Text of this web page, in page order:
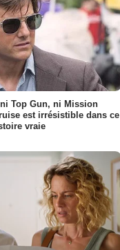
Top Gun, ni Mission
est irrésistible dans ce
vraie